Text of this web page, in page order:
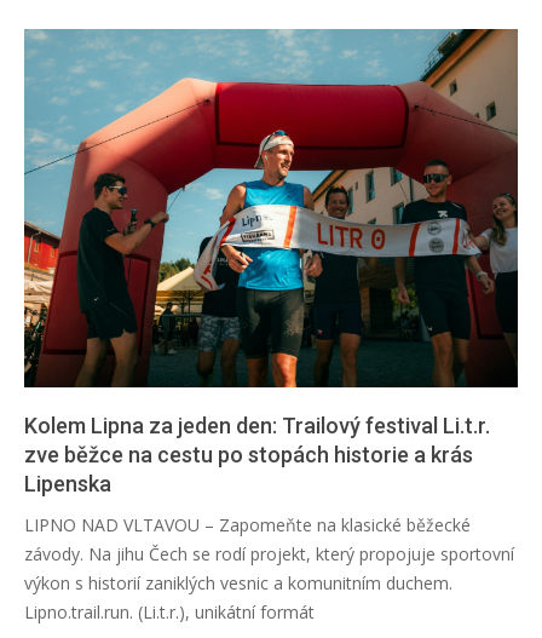
Kolem Lipna za jeden den: Trailový festival Li.t.r.
zve běžce na cestu po stopách historie a krás
Lipenska
LIPNO NAD VLTAVOU – Zapomeňte na klasické běžecké
závody. Na jihu Čech se rodí projekt, který propojuje sportovní
výkon s historií zaniklých vesnic a komunitním duchem.
Lipno.trail.run. (Li.t.r.), unikátní formát